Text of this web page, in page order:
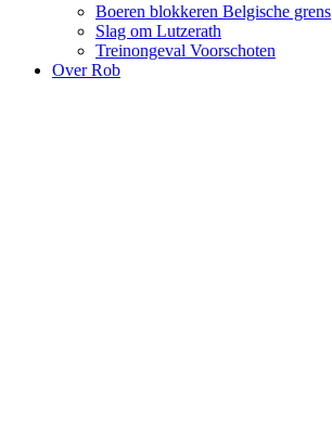
Boeren blokkeren Belgische grens
Slag om Lutzerath
Treinongeval Voorschoten
Over Rob